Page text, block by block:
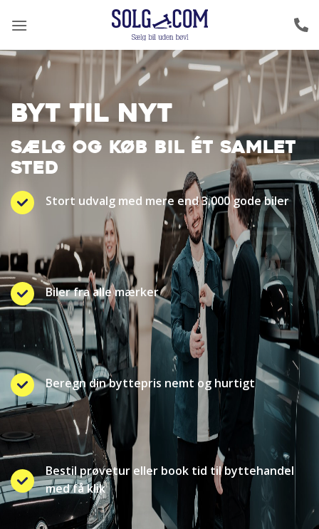
BYT TIL NYT
SÆLG OG KØB BIL ÉT SAMLET
STED
Stort udvalg med mere end 3.000 gode biler
Biler fra alle mærker
Beregn din byttepris nemt og hurtigt
Bestil prøvetur eller book tid til byttehandel
med få klik